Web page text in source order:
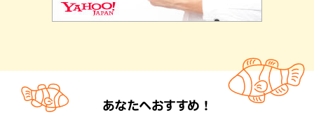
あなたへおすすめ！